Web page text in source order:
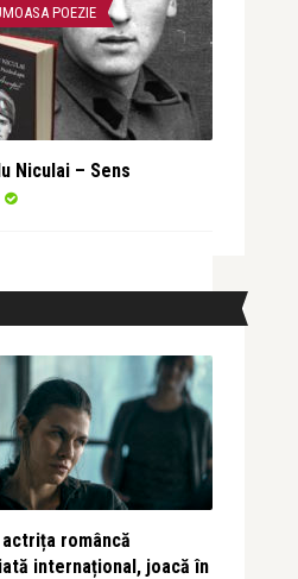
POEZIE
Niculai – Sens
actrița româncă
internațional, joacă în